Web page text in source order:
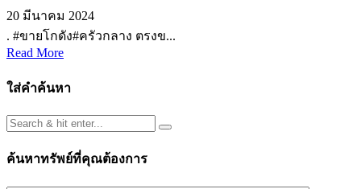
20 มีนาคม 2024
. #ขายโกดัง#ครัวกลาง ตรงข...
Read More
ใส่คำค้นหา
ค้นหาทรัพย์ที่คุณต้องการ